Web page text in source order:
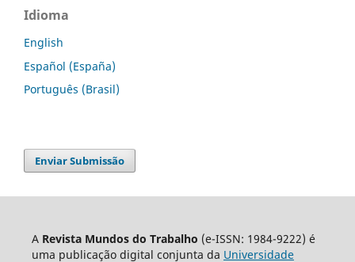
Idioma
English
Español (España)
Português (Brasil)
Enviar Submissão
A Revista Mundos do Trabalho (e-ISSN: 1984-9222) é
uma publicação digital conjunta da Universidade